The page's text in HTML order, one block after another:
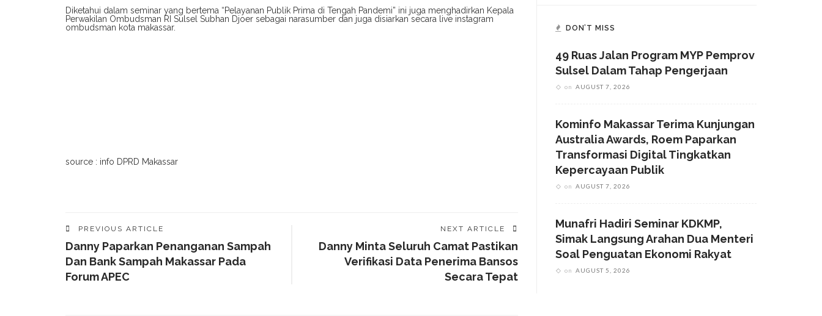
Diketahui dalam seminar yang bertema “Pelayanan Publik Prima di Tengah Pandemi” ini juga menghadirkan Kepala
Perwakilan Ombudsman RI Sulsel Subhan Djoer sebagai narasumber dan juga disiarkan secara live instagram
ombudsman kota makassar.
source : info DPRD Makassar
PREVIOUS ARTICLE
Danny Paparkan Penanganan Sampah
Dan Bank Sampah Makassar Pada
Forum APEC
NEXT ARTICLE
Danny Minta Seluruh Camat Pastikan
Verifikasi Data Penerima Bansos
Secara Tepat
DON’T MISS
49 Ruas Jalan Program MYP Pemprov
Sulsel Dalam Tahap Pengerjaan
on AUGUST 7, 2026
Kominfo Makassar Terima Kunjungan
Australia Awards, Roem Paparkan
Transformasi Digital Tingkatkan
Kepercayaan Publik
on AUGUST 7, 2026
Munafri Hadiri Seminar KDKMP,
Simak Langsung Arahan Dua Menteri
Soal Penguatan Ekonomi Rakyat
on AUGUST 5, 2026